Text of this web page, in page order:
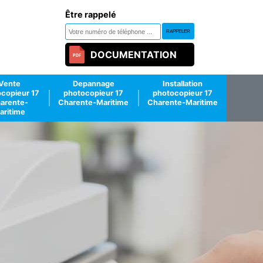
Être rappelé
DOCUMENTATION
17
Depannage
photocopieur 17
Charente-Maritime
Installation
photocopieur 17
Charente-Maritime